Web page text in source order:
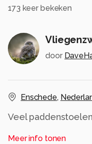
173 keer bekeken
door
Enschede,
Veel paddenstoelen
Alle rechten voorbehouden
Meer info tonen